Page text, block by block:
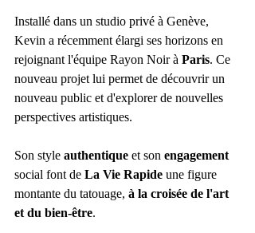
Installé dans un studio privé à Genève,
Kevin a récemment élargi ses horizons en
rejoignant l'équipe Rayon Noir à Paris. Ce
nouveau projet lui permet de découvrir un
nouveau public et d'explorer de nouvelles
perspectives artistiques.
Son style authentique et son engagement
social font de La Vie Rapide une figure
montante du tatouage, à la croisée de l'art
et du bien-être.